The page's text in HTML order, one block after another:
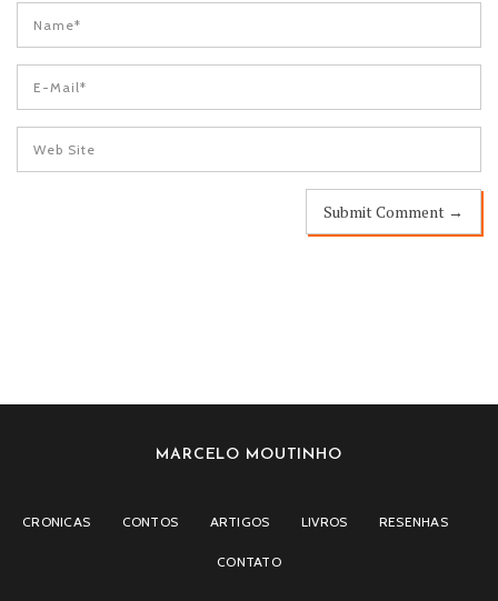
MARCELO MOUTINHO
CRONICAS CONTOS ARTIGOS LIVROS RESENHAS
CONTATO